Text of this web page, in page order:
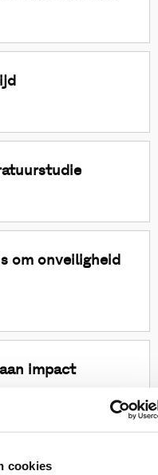
cookies
om onveiligheid
impact